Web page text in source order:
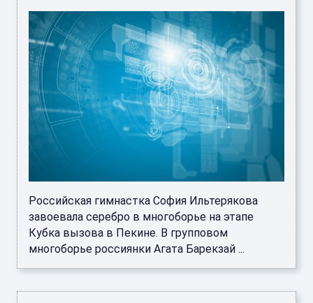
Российская гимнастка София Ильтерякова
завоевала серебро в многоборье на этапе
Кубка вызова в Пекине. В групповом
многоборье россиянки Агата Барекзай ...